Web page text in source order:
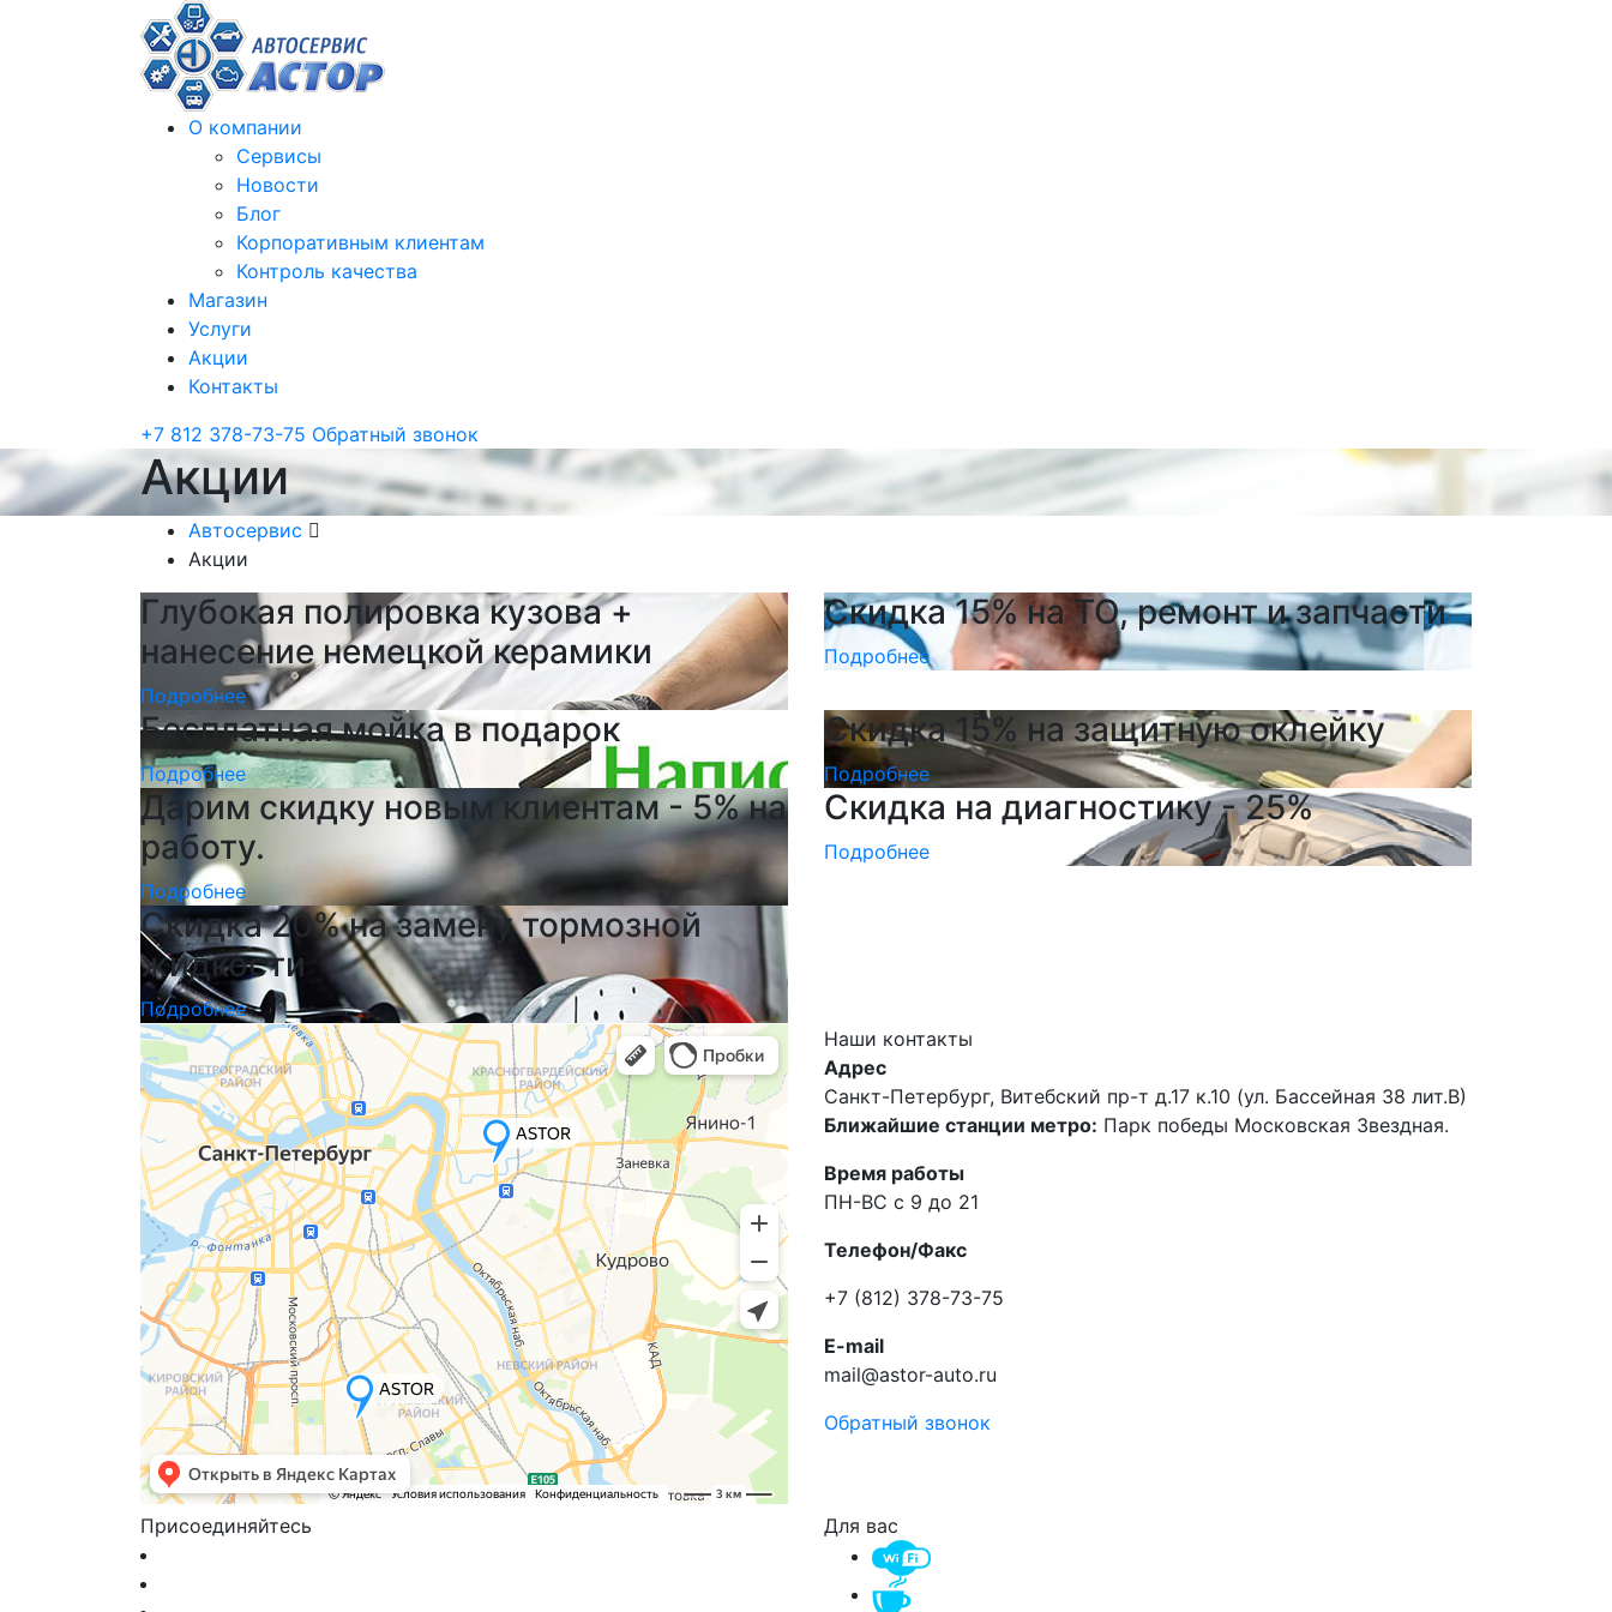
О компании
Сервисы
Новости
Блог
Корпоративным клиентам
Контроль качества
Магазин
Услуги
Акции
Контакты
+7 812 378-73-75 Обратный звонок
Акции
Автосервис
Акции
Глубокая полировка кузова +
нанесение немецкой керамики
Подробнее
Скидка 15% на ТО, ремонт и запчасти
Подробнее
Бесплатная мойка в подарок
Подробнее
Скидка 15% на защитную оклейку
Подробнее
Дарим скидку новым клиентам - 5% на
работу.
Подробнее
Скидка на диагностику - 25%
Подробнее
Скидка 20% на замену тормозной
жидкости
Подробнее
Наши контакты
Адрес
Санкт-Петербург, Витебский пр-т д.17 к.10 (ул. Бассейная 38 лит.В)
Ближайшие станции метро: Парк победы Московская Звездная.
Время работы
ПН-ВС с 9 до 21
Телефон/Факс
+7 (812) 378-73-75
E-mail
mail@astor-auto.ru
Обратный звонок
Присоединяйтесь Для вас